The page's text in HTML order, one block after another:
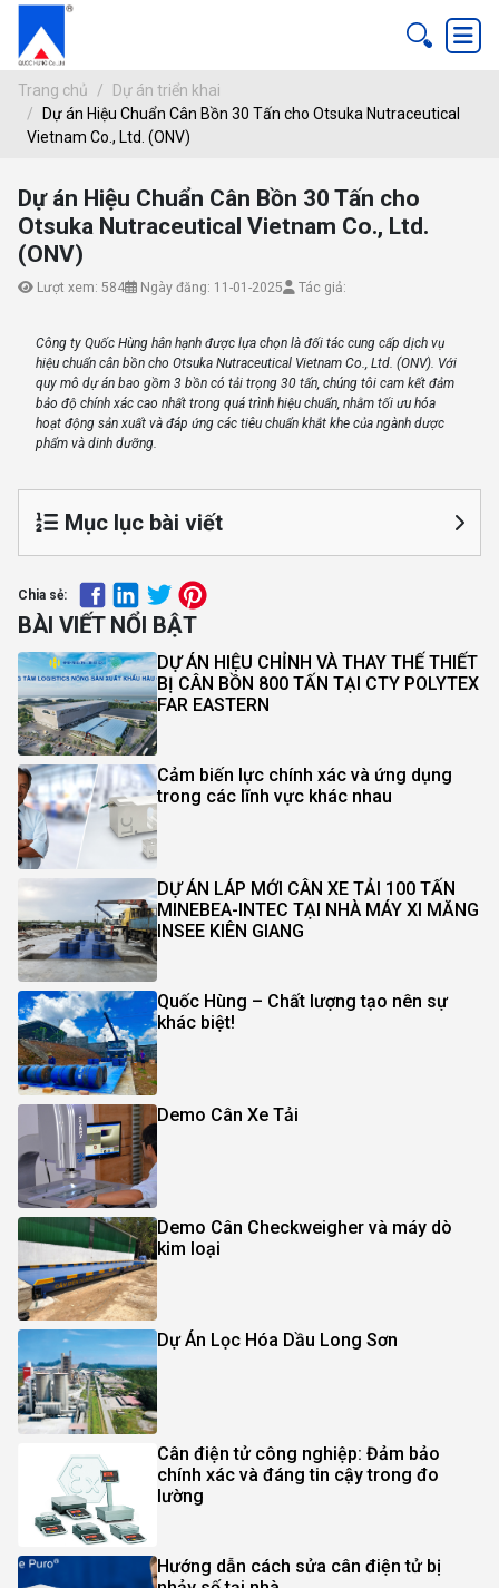
DỰ ÁN HIỆU CHUẨN CÂN BỒN 30
án triển khai
Trang chủ
Dự án triển khai
Dự án Hiệu Chuẩn Cân Bồn 30 Tấn cho Otsuka Nutraceutical
Vietnam Co., Ltd. (ONV)
Dự án Hiệu Chuẩn Cân Bồn 30 Tấn cho
Otsuka Nutraceutical Vietnam Co., Ltd.
(ONV)
Lượt xem: 584 Ngày đăng: 11-01-2025 Tác giả:
Công ty Quốc Hùng hân hạnh được lựa chọn là đối tác cung cấp dịch vụ
hiệu chuẩn cân bồn cho Otsuka Nutraceutical Vietnam Co., Ltd. (ONV). Với
quy mô dự án bao gồm 3 bồn có tải trọng 30 tấn, chúng tôi cam kết đảm
bảo độ chính xác cao nhất trong quá trình hiệu chuẩn, nhằm tối ưu hóa
hoạt động sản xuất và đáp ứng các tiêu chuẩn khắt khe của ngành dược
phẩm và dinh dưỡng.
Mục lục bài viết
Chia sẻ:
BÀI VIẾT NỔI BẬT
DỰ ÁN HIỆU CHỈNH VÀ THAY THẾ THIẾT
BỊ CÂN BỒN 800 TẤN TẠI CTY POLYTEX
FAR EASTERN
Cảm biến lực chính xác và ứng dụng
trong các lĩnh vực khác nhau
DỰ ÁN LÁP MỚI CÂN XE TẢI 100 TẤN
MINEBEA-INTEC TẠI NHÀ MÁY XI MĂNG
INSEE KIÊN GIANG
Quốc Hùng – Chất lượng tạo nên sự
khác biệt!
Demo Cân Xe Tải
Demo Cân Checkweigher và máy dò
kim loại
Dự Án Lọc Hóa Dầu Long Sơn
Cân điện tử công nghiệp: Đảm bảo
chính xác và đáng tin cậy trong đo
lường
Hướng dẫn cách sửa cân điện tử bị